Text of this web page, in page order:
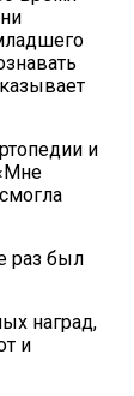
и
раз был
наград,
и